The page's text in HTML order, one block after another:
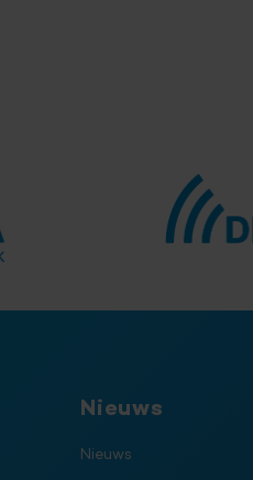
Nieuws
Nieuws